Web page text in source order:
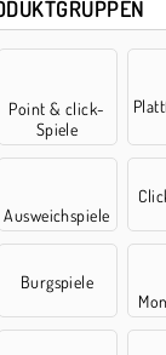
Point & click-
Spiele
Ausweichspiele
Burgspiele